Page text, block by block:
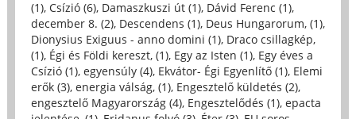
(1), Csízió (6), Damaszkuszi út (1), Dávid Ferenc (1),
december 8. (2), Descendens (1), Deus Hungarorum, (1),
Dionysius Exiguus - anno domini (1), Draco csillagkép,
(1), Égi és Földi kereszt, (1), Egy az Isten (1), Egy éves a
Csízió (1), egyensúly (4), Ekvátor- Égi Egyenlítő (1), Elemi
erők (3), energia válság, (1), Engesztelő küldetés (2),
engesztelő Magyarország (4), Engesztelődés (1), epacta